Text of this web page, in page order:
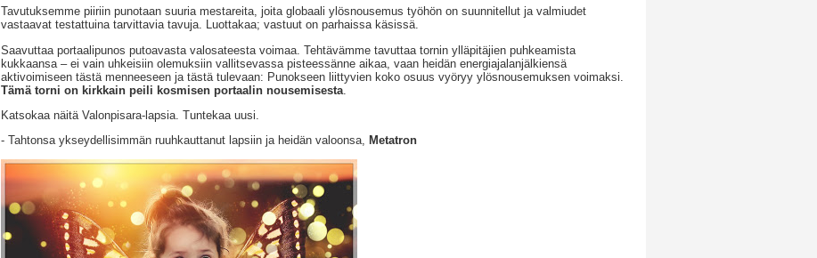
Tavutuksemme piiriin punotaan suuria mestareita, joita globaali ylösnousemus työhön on suunnitellut ja valmiudet
vastaavat testattuina tarvittavia tavuja. Luottakaa; vastuut on parhaissa käsissä.
Saavuttaa portaalipunos putoavasta valosateesta voimaa. Tehtävämme tavuttaa tornin ylläpitäjien puhkeamista
kukkaansa – ei vain uhkeisiin olemuksiin vallitsevassa pisteessänne aikaa, vaan heidän energiajalanjälkiensä
aktivoimiseen tästä menneeseen ja tästä tulevaan: Punokseen liittyvien koko osuus vyöryy ylösnousemuksen voimaksi.
Tämä torni on kirkkain peili kosmisen portaalin nousemisesta
Katsokaa näitä Valonpisara-lapsia. Tuntekaa uusi.
- Tahtonsa ykseydellisimmän ruuhkauttanut lapsiin ja heidän valoonsa, Metatron